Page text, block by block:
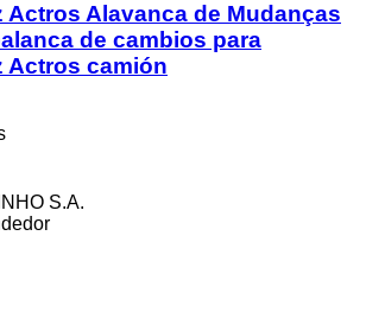
Actros Alavanca de Mudanças
de cambios para
Actros camión
S.A.